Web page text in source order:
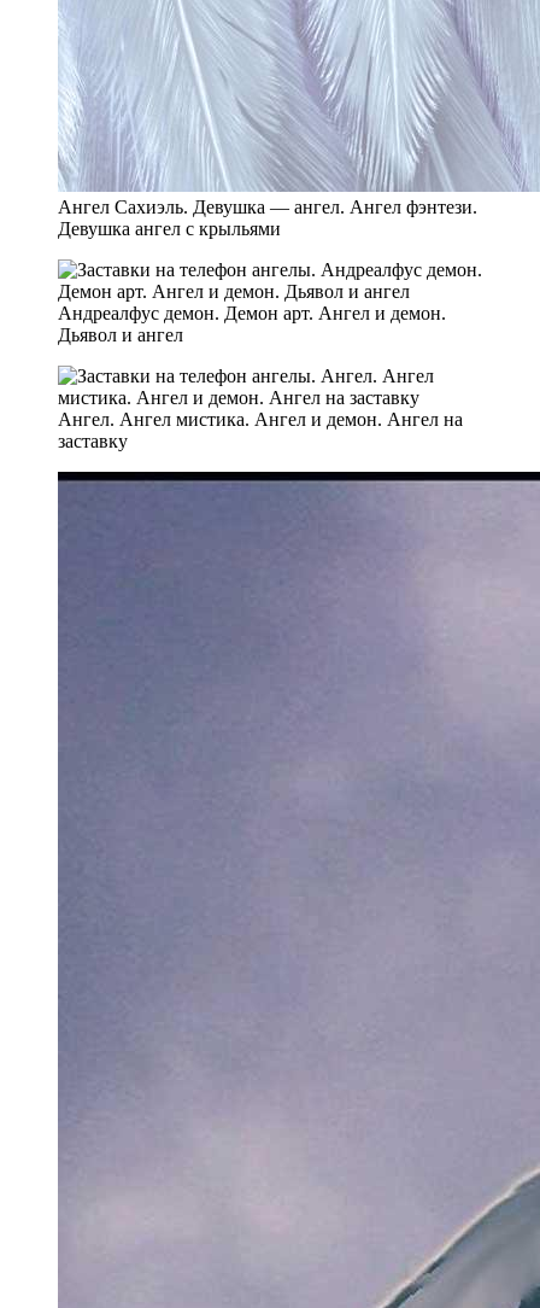
Ангел Сахиэль. Девушка — ангел. Ангел фэнтези.
Девушка ангел с крыльями
Андреалфус демон. Демон арт. Ангел и демон.
Дьявол и ангел
Ангел. Ангел мистика. Ангел и демон. Ангел на
заставку